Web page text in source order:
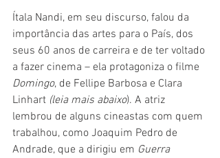
Ítala Nandi, em seu discurso, falou da
importância das artes para o País, dos
seus 60 anos de carreira e de ter voltado
a fazer cinema – ela protagoniza o filme
Domingo, de Fellipe Barbosa e Clara
Linhart (leia mais abaixo). A atriz
lembrou de alguns cineastas com quem
trabalhou, como Joaquim Pedro de
Andrade, que a dirigiu em Guerra